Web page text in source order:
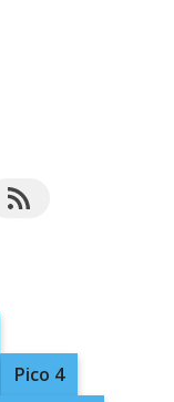
RSS Feed
Pico 4